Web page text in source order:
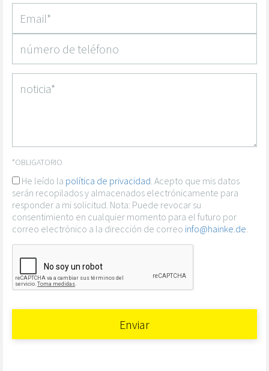
*OBLIGATORIO
He leído la política de privacidad. Acepto que mis datos
serán recopilados y almacenados electrónicamente para
responder a mi solicitud. Nota: Puede revocar su
consentimiento en cualquier momento para el futuro por
correo electrónico a la dirección de correo info@hainke.de.
Enviar